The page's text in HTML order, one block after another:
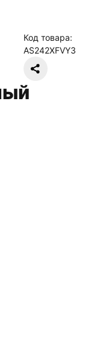
Код товара:
AS242XFVY3